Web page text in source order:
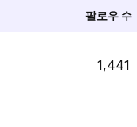
팔로우 수
1,441